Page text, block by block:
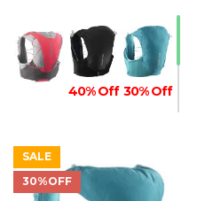
40% Off 30% Off
20% Off 30% Off
SALE
30%OFF